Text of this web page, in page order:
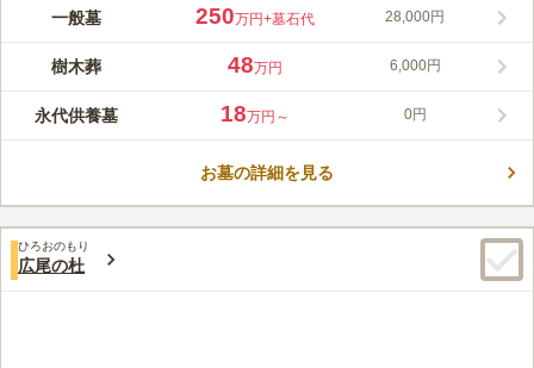
麻布称名寺 庭苑墓・樹木葬・合同墓は、都心にある緑豊かで美
葬」、お墓の承継者がいない方でも安心して利用できる「合同
墓」があります。緑に囲まれて安らかに眠りたいとお考えの方に
に利用できます。参道は綺麗に整備されており、足元に不安のあ
る方も歩きやすく安心です。
一般墓 250万円+墓石代 28,000円
樹木葬 48万円 6,000円
永代供養墓 18万円～ 0円
お墓の詳細を見る
ひろおのもり
広尾の杜